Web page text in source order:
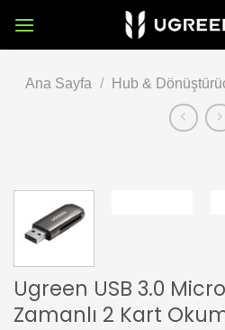
atla
Ana Sayfa / Hub &
Ugreen USB 3.0
Zamanlı 2 Kart